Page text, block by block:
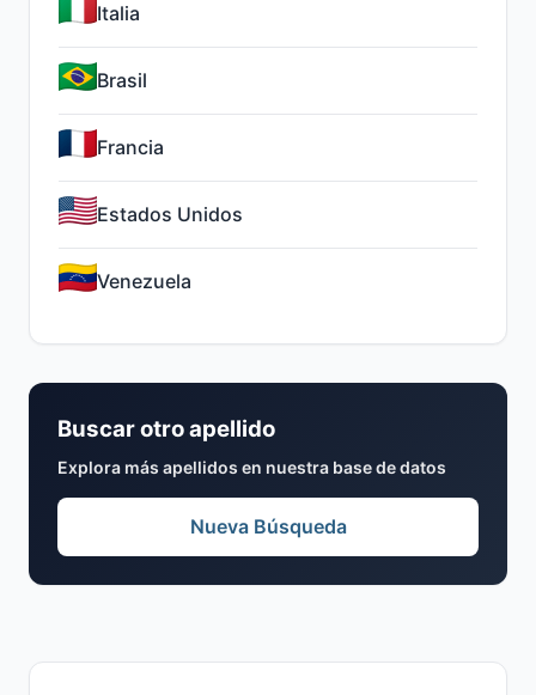
Italia
Brasil
Francia
Estados Unidos
Venezuela
Buscar otro apellido
Explora más apellidos en nuestra base de datos
Nueva Búsqueda